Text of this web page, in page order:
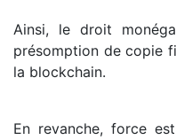
Ainsi, le droit
présomption de copie
la blockchain.
En revanche, force